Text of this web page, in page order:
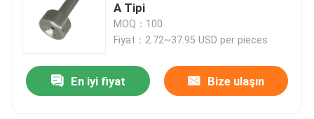
A Tipi
MOQ：100
Fiyat：2.72~37.95 USD per pieces
En iyi fiyat Bize ulaşın